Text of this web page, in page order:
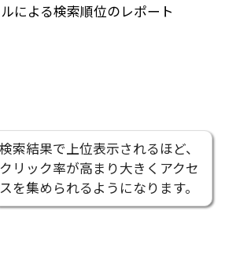
による検索順位のレポート
検索結果で上位表示されるほど、
クリック率が高まり大きくアクセ
スを集められるようになります。